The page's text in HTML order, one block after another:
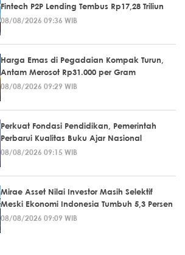
Fintech P2P Lending Tembus Rp17,28 Triliun
08/08/2026 09:36 WIB
Harga Emas di Pegadaian Kompak Turun,
Antam Merosot Rp31.000 per Gram
08/08/2026 09:29 WIB
Perkuat Fondasi Pendidikan, Pemerintah
Perbarui Kualitas Buku Ajar Nasional
08/08/2026 09:15 WIB
Mirae Asset Nilai Investor Masih Selektif
Meski Ekonomi Indonesia Tumbuh 5,3 Persen
08/08/2026 09:09 WIB